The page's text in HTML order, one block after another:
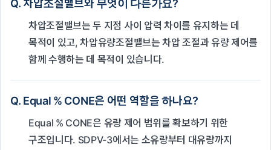
Q. 차압조절밸브와 무엇이 다른가요?
차압조절밸브는 두 지점 사이 압력 차이를 유지하는 데
목적이 있고, 차압유량조절밸브는 차압 조절과 유량 제어를
함께 수행하는 데 목적이 있습니다.
Q. Equal % CONE은 어떤 역할을 하나요?
Equal % CONE은 유량 제어 범위를 확보하기 위한
구조입니다. SDPV-3에서는 소유량부터 대유량까지